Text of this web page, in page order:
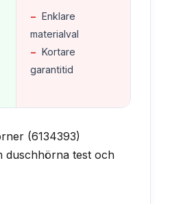
− Enklare
materialval
− Kortare
garantitid